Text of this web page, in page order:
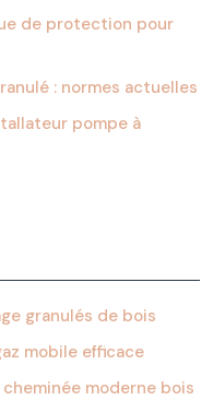
de protection pour
: normes actuelles
pompe à
granulés de bois
mobile efficace
moderne bois